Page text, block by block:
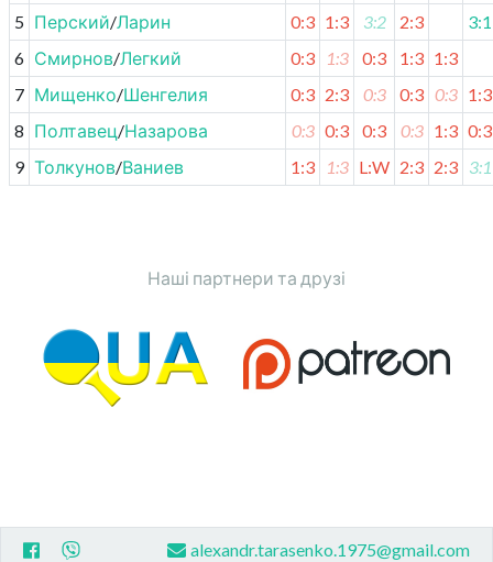
5 Перский/Ларин 0:3 1:3 3:2 2:3
3:1
6 Смирнов/Легкий 0:3 1:3 0:3 1:3 1:3
7 Мищенко/Шенгелия 0:3 2:3 0:3 0:3 0:3 1:3
8 Полтавец/Назарова 0:3 0:3 0:3 0:3 1:3 0:3
9 Толкунов/Ваниев 1:3 1:3 L:W 2:3 2:3 3:1
Наші партнери та друзі
alexandr.tarasenko.1975@gmail.com